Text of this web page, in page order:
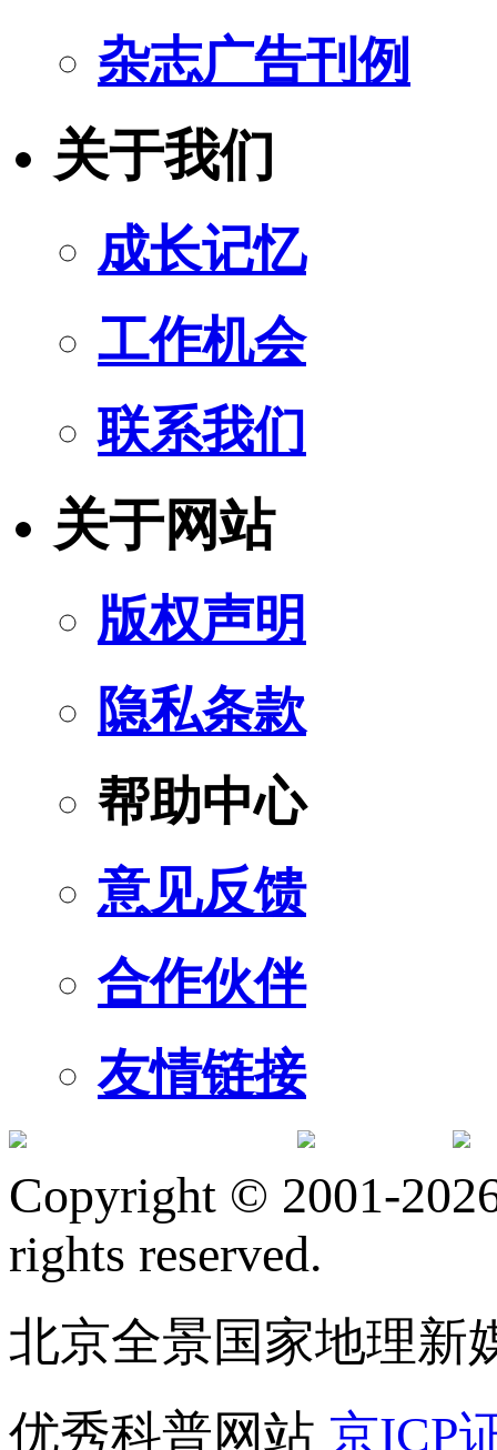
杂志广告刊例
关于我们
成长记忆
工作机会
联系我们
关于网站
版权声明
隐私条款
帮助中心
意见反馈
合作伙伴
友情链接
Copyright © 2001-
rights reserved.
北京全景国家地理新
优秀科普网站 京ICP